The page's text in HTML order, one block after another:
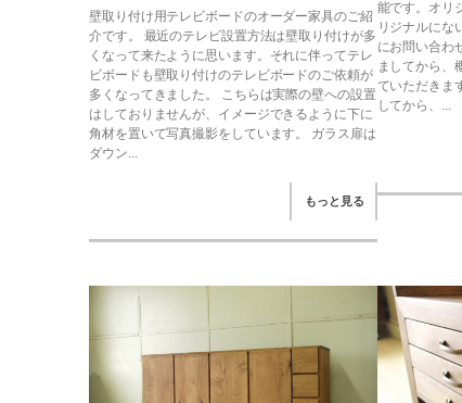
壁取り付け用テレビボードのオーダー家具のご紹
介です。 最近のテレビ設置方法は壁取り付けが多
くなって来たように思います。それに伴ってテレ
ビボードも壁取り付けのテレビボードのご依頼が
多くなってきました。 こちらは実際の壁への設置
はしておりませんが、イメージできるように下に
角材を置いて写真撮影をしています。 ガラス扉は
ダウン...
もっと見る
能です。オリ
リジナルにな
にお問い合わ
ましてから、
ていただきま
してから、...